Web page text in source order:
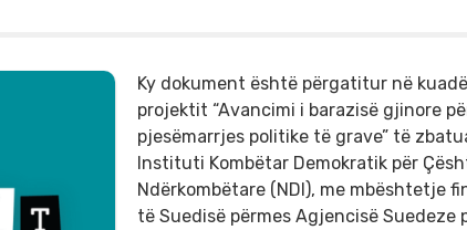
Ky dokument është përgatitur në
projektit “Avancimi i barazisë gjinore
pjesëmarrjes politike të grave” të
Instituti Kombëtar Demokratik për
Ndërkombëtare (NDI), me mbështetje
të Suedisë përmes Agjencisë Suedeze